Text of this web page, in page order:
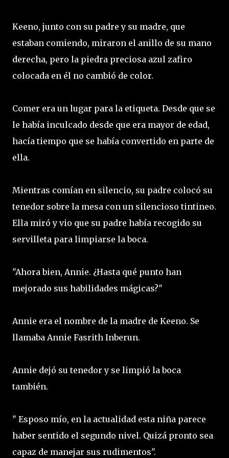
Keeno, junto con su padre y su madre, que
estaban comiendo, miraron el anillo de su mano
derecha, pero la piedra preciosa azul zafiro
colocada en él no cambió de color.
Comer era un lugar para la etiqueta. Desde que se
le había inculcado desde que era mayor de edad,
hacía tiempo que se había convertido en parte de
ella.
Mientras comían en silencio, su padre colocó su
tenedor sobre la mesa con un silencioso tintineo.
Ella miró y vio que su padre había recogido su
servilleta para limpiarse la boca.
"Ahora bien, Annie. ¿Hasta qué punto han
mejorado sus habilidades mágicas?"
Annie era el nombre de la madre de Keeno. Se
llamaba Annie Fasrith Inberun.
Annie dejó su tenedor y se limpió la boca
también.
" Esposo mío, en la actualidad esta niña parece
haber sentido el segundo nivel. Quizá pronto sea
capaz de manejar sus rudimentos".